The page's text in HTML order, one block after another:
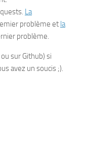
La
problème et la
problème.
sur Github) si
avez un soucis ;).